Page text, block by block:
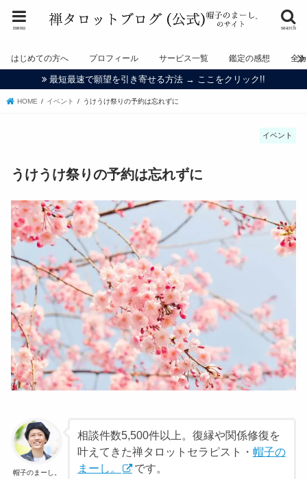
search
menu
はじめての方へ プロフィール サービス一覧 鑑定の感想 全
最短最速で願望を引き寄せる方法 → ここをクリック!!
HOME イベント うけうけ祭りの予約は忘れずに
イベント
うけうけ祭りの予約は忘れずに
帽子のまーし。
相談件数5,500件以上。復縁や関係修復を
叶えてきた禅タロットセラピスト・ 帽子の
まーし。
です。